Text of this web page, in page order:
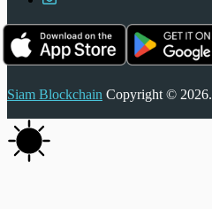
Siam Blockchain Copyright © 2026.